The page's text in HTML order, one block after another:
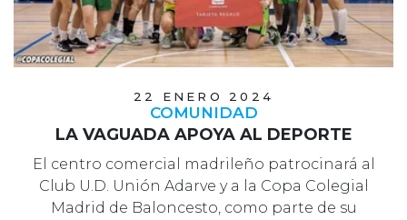
22 ENERO 2024
COMUNIDAD
LA VAGUADA APOYA AL DEPORTE
El centro comercial madrileño patrocinará al
Club U.D. Unión Adarve y a la Copa Colegial
Madrid de Baloncesto, como parte de su